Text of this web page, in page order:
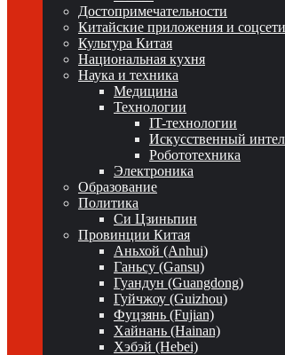
Достопримечательности
Китайские приложения и соцсети
Культура Китая
Национальная кухня
Наука и техника
Медицина
Технологии
IT-технологии
Искусственный
Робототехника
Электроника
Образование
Политика
Си Цзиньпин
Провинции Китая
Аньхой (Anhui)
Ганьсу (Gansu)
Гуандун (Guangdong)
Гуйчжоу (Guizhou)
Фуцзянь (Fujian)
Хайнань (Hainan)
Хэбэй (Hebei)